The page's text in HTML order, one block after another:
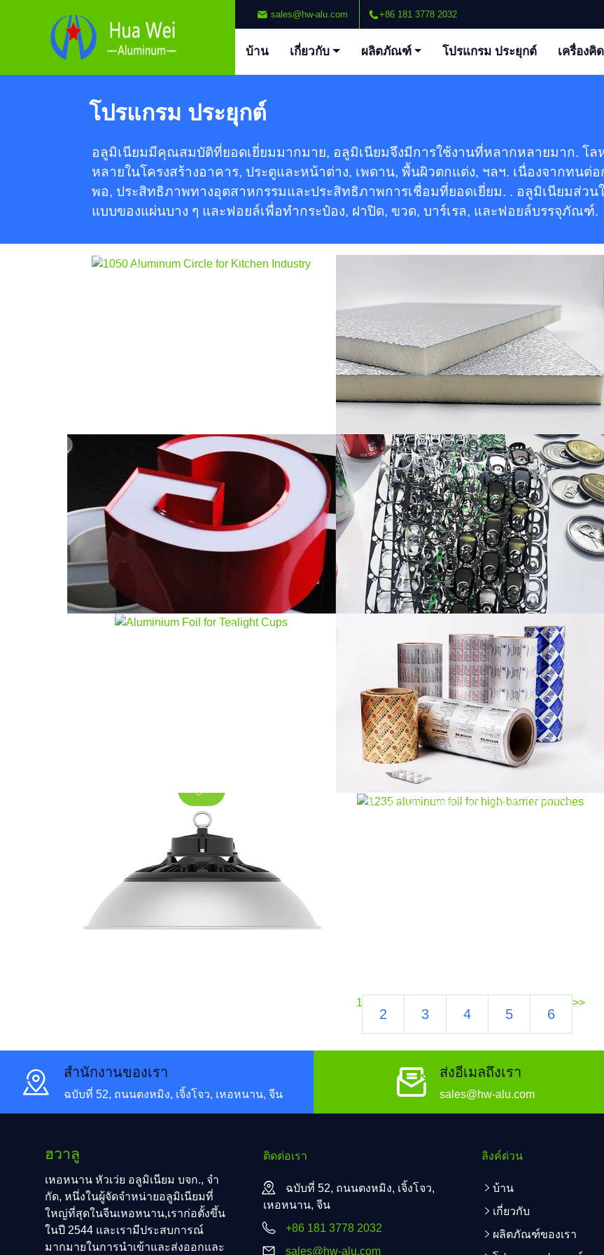
sales@hw-alu.com +86 181 3778 2032
บ้าน เกี่ยวกับ ผลิตภัณฑ์ โปรแกรม ประยุกต์ เครื่องคิ
โปรแกรม ประยุกต์
อลูมิเนียมมีคุณสมบัติที่ยอดเยี่ยมมากมาย, อลูมิเนียมจึงมีการใช้งานที่หลากหลายมาก. โ
หลายในโครงสร้างอาคาร, ประตูและหน้าต่าง, เพดาน, พื้นผิวตกแต่ง, ฯลฯ. เนื่องจากทนต่
พอ, ประสิทธิภาพทางอุตสาหกรรมและประสิทธิภาพการเชื่อมที่ยอดเยี่ยม. . อลูมิเนียมส่ว
แบบของแผ่นบาง ๆ และฟอยล์เพื่อทำกระป๋อง, ฝาปิด, ขวด, บาร์เรล, และฟอยล์บรรจุภัณฑ์.
1050 วงกลมอลูมิเนียมสำหรับ
อุตสาหกรรมครัว
ค้นพบ 1050 วงกลมอลูมิเนียมสำหรับ
ครัว, ให้ความสามารถในการขึ้นรูปที่ดีเยี่ยม,
คุณภาพพื้นผิวที่สะอาด, และประสิทธิภาพการ
ค้นพบคุณประโยชน์ของอลูมิเนียมฟอยล์ขัดเงา
สำหรับแผงแซนวิช PU. เสริมความเป็นฉนวน,
ความทนทาน, และสุนทรียศาสตร์. สำรวจ
โซลูชันระดับพรีเมียมของเราวันนี้.
1000 แถบอลูมิเนียมโพลีเอสเตอร์ซีรีส์
คอยล์อะลูมิเนียมคุณภาพสูง 5182-H19 สำหรับ
แถบดึงมีความแข็งแรงเป็นเลิศ, การขึ้นรูปที่
แม่นยำ, และประสิทธิภาพที่เชื่อถือได้สำหรับ
บรรจุภัณฑ์เครื่องดื่ม.
อลูมิเนียมฟอยล์สำหรับถ้วยทีไลท์
อลูมิเนียมฟอยล์คุณภาพสูงสำหรับถ้วยทีไลท์,
ให้ความสามารถในการขึ้นรูปที่ดีเยี่ยม,
ลักษณะที่สะอาด, และประสิทธิภาพที่เชื่อถือได้
สำหรับการผลิตเทียน.
1235 O อลูมิเนียมฟอยล์สำหรับงาน
เคลือบ
คุณภาพสูง 1235 O อลูมิเนียมฟอยล์สำหรับ
เคลือบ, ให้ความยืดหยุ่นที่ดีเยี่ยม, ประสิทธิภาพ
ที่มั่นคง, และการป้องกันที่เชื่อถือได้สำหรับการ
ใช้งานบรรจุภัณฑ์.
3003 แผ่นอลูมิเนียมรีดร้อนสำหรับตัว
สะท้อนแสง | ความสามารถในการขึ้น
ปลดล็อคความสดชื่น: ข้อดีของ 1235
อลูมิเนียมฟอยล์สำหรับถุงกั้นสูง
พรีเมี่ยม 1235 อลูมิเนียมฟอยล์สำหรับถุงกั้นสูง,
มอบความชุ่มชื้นที่เหนือกว่า, แสง, และความ
ต้านทานต่อออกซิเจนเพื่อประสิทธิภาพการ
1
2 3 4 5 6
>>
สํานักงานของเรา
ฉบับที่ 52, ถนนตงหมิง, เจิ้งโจว, เหอหนาน, จีน
ส่งอีเมลถึงเรา
sales@hw-alu.com
ฮวาลู
เหอหนาน หัวเว่ย อลูมิเนียม บจก., จํา
กัด, หนึ่งในผู้จัดจําหน่ายอลูมิเนียมที่
ใหญ่ที่สุดในจีนเหอหนาน,เราก่อตั้งขึ้น
ในปี 2544 และเรามีประสบการณ์
มากมายในการนําเข้าและส่งออกและ
ติดต่อเรา
ฉบับที่ 52, ถนนตงหมิง, เจิ้งโจว,
เหอหนาน, จีน
+86 181 3778 2032
sales@hw-alu.com
ลิงค์ด่วน
บ้าน
เกี่ยวกับ
ผลิตภัณฑ์ของเรา